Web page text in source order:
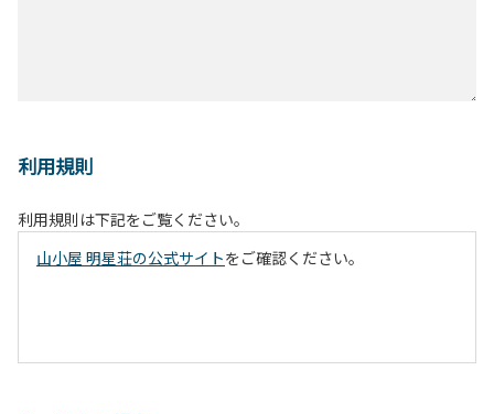
利用規則
利用規則は下記をご覧ください。
山小屋 明星荘の公式サイトをご確認ください。